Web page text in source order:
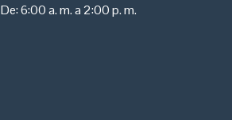
De: 6:00 a. m. a 2:00 p. m.